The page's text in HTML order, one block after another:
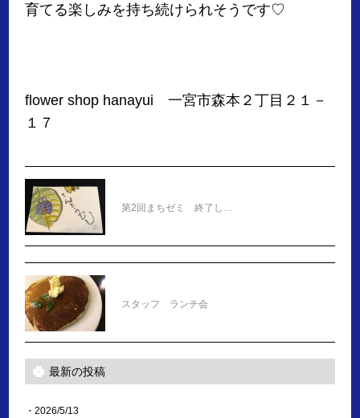
育てる楽しみを持ち続けられそうです♡
flower shop hanayui 一宮市森本２丁目２１－
１７
第2回まちゼミ 終了し…
スタッフ ランチ会
最新の投稿
・2026/5/13